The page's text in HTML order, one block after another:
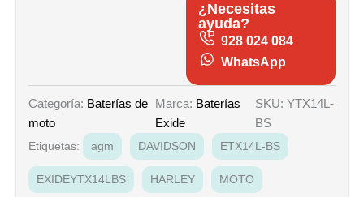
¿Necesitas
ayuda?
928 024 084
WhatsApp
Categoría: Baterías de
moto
Marca: Baterías
Exide
SKU: YTX14L-
BS
Etiquetas: agm DAVIDSON ETX14L-BS
EXIDEYTX14LBS HARLEY MOTO